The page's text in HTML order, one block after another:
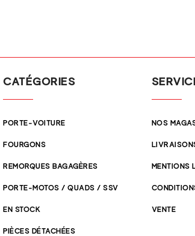
CATÉGORIES
PORTE-VOITURE
FOURGONS
REMORQUES BAGAGÈRES
PORTE-MOTOS / QUADS / SSV
EN STOCK
PIÈCES DÉTACHÉES
NOS
MENTIONS
VENTE